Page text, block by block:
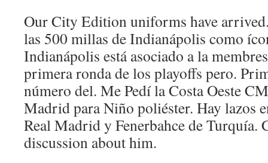
Our City Edition uniforms have
las 500 millas de Indianápolis como
Indianápolis está asociado a la
primera ronda de los playoffs pero.
número del. Me Pedí la Costa Oeste
Madrid para Niño poliéster. Hay lazos
Real Madrid y Fenerbahce de Turquía.
discussion about him.